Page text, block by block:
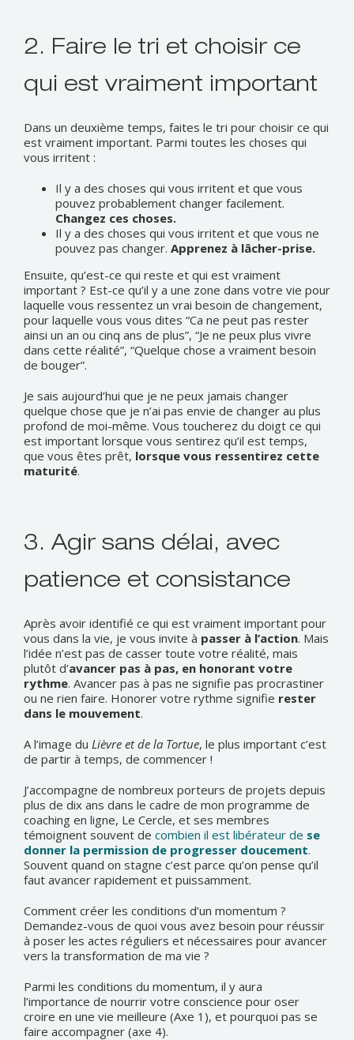
2. Faire le tri et choisir ce
qui est vraiment important
Dans un deuxième temps, faites le tri pour choisir ce qui
est vraiment important. Parmi toutes les choses qui
vous irritent :
Il y a des choses qui vous irritent et que vous
pouvez probablement changer facilement.
Changez ces choses.
Il y a des choses qui vous irritent et que vous ne
pouvez pas changer. Apprenez à lâcher-prise.
Ensuite, qu’est-ce qui reste et qui est vraiment
important ? Est-ce qu’il y a une zone dans votre vie pour
laquelle vous ressentez un vrai besoin de changement,
pour laquelle vous vous dites “Ca ne peut pas rester
ainsi un an ou cinq ans de plus”, “Je ne peux plus vivre
dans cette réalité”, “Quelque chose a vraiment besoin
de bouger”.
Je sais aujourd’hui que je ne peux jamais changer
quelque chose que je n’ai pas envie de changer au plus
profond de moi-même. Vous toucherez du doigt ce qui
est important lorsque vous sentirez qu’il est temps,
que vous êtes prêt, lorsque vous ressentirez cette
maturité.
3. Agir sans délai, avec
patience et consistance
Après avoir identifié ce qui est vraiment important pour
vous dans la vie, je vous invite à passer à l’action. Mais
l’idée n’est pas de casser toute votre réalité, mais
plutôt d’avancer pas à pas, en honorant votre
rythme. Avancer pas à pas ne signifie pas procrastiner
ou ne rien faire. Honorer votre rythme signifie rester
dans le mouvement.
A l’image du Lièvre et de la Tortue, le plus important c’est
de partir à temps, de commencer !
J’accompagne de nombreux porteurs de projets depuis
plus de dix ans dans le cadre de mon programme de
coaching en ligne, Le Cercle, et ses membres
témoignent souvent de combien il est libérateur de se
donner la permission de progresser doucement.
Souvent quand on stagne c’est parce qu’on pense qu’il
faut avancer rapidement et puissamment.
Comment créer les conditions d’un momentum ?
Demandez-vous de quoi vous avez besoin pour réussir
à poser les actes réguliers et nécessaires pour avancer
vers la transformation de ma vie ?
Parmi les conditions du momentum, il y aura
l’importance de nourrir votre conscience pour oser
croire en une vie meilleure (Axe 1), et pourquoi pas se
faire accompagner (axe 4).